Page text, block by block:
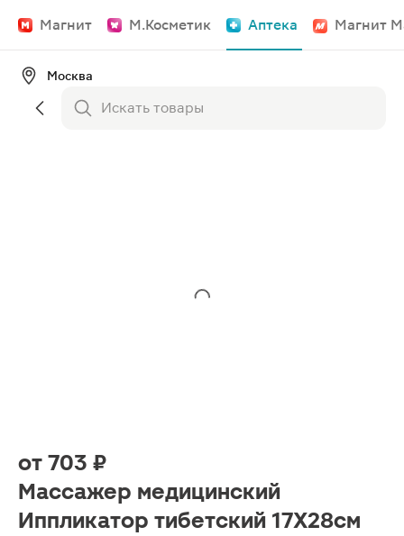
Магнит М.Косметик Аптека Магнит
Москва
от 703 ₽
Массажер медицинский
Иппликатор тибетский 17Х28см